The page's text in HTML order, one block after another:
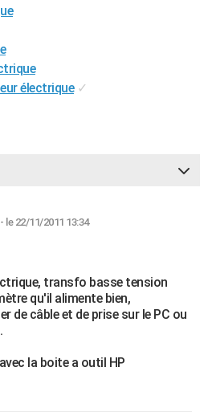
électrique ✓
22/11/2011 13:34
transfo basse tension
qu'il alimente bien,
de câble et de prise sur le PC ou
la boite a outil HP